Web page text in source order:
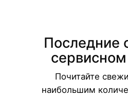
Последние
Почитайте
наибольшим